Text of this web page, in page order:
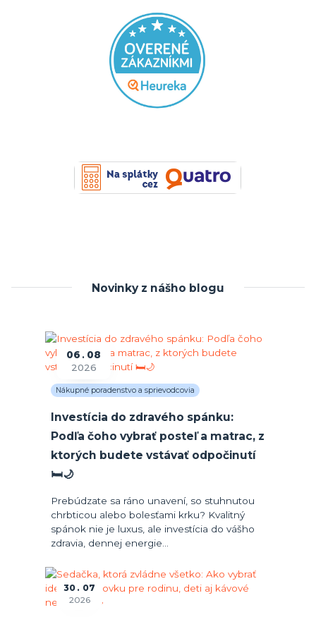
Novinky z nášho blogu
06
08
2026
Nákupné poradenstvo a sprievodcovia
Investícia do zdravého spánku:
Podľa čoho vybrať posteľ a matrac, z
ktorých budete vstávať odpočinutí
🛏️🌙
Prebúdzate sa ráno unavení, so stuhnutou
chrbticou alebo bolesťami krku? Kvalitný
spánok nie je luxus, ale investícia do vášho
zdravia, dennej energie...
30
07
2026